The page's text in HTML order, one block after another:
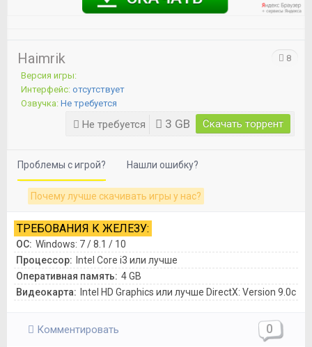
Haimrik
Версия игры:
Интерфейс: отсутствует
Озвучка: Не требуется
Не требуется 3 GB Скачать торрент
8
Проблемы с игрой? Нашли ошибку?
Почему лучше скачивать игры у нас?
ТРЕБОВАНИЯ К ЖЕЛЕЗУ:
ОС: Windows: 7 / 8.1 / 10
Процессор: Intel Core i3 или лучше
Оперативная память: 4 GB
Видеокарта: Intel HD Graphics или лучше DirectX: Version 9.0c
Комментировать 0